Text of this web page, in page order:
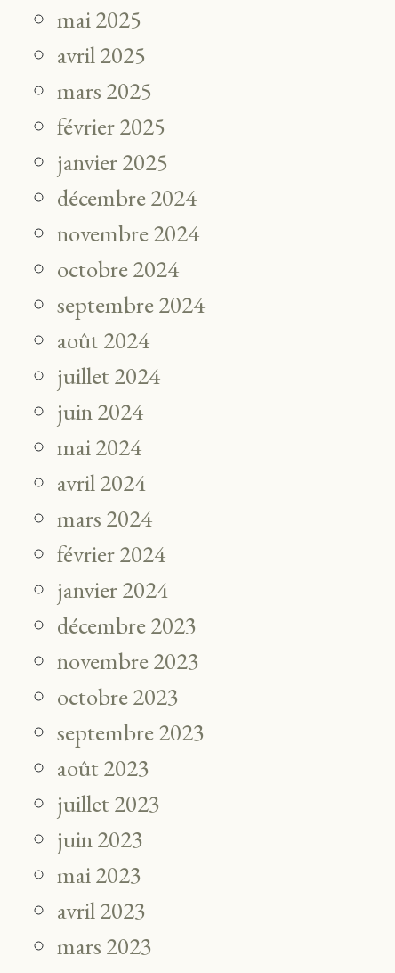
mai 2025
avril 2025
mars 2025
février 2025
janvier 2025
décembre 2024
novembre 2024
octobre 2024
septembre 2024
août 2024
juillet 2024
juin 2024
mai 2024
avril 2024
mars 2024
février 2024
janvier 2024
décembre 2023
novembre 2023
octobre 2023
septembre 2023
août 2023
juillet 2023
juin 2023
mai 2023
avril 2023
mars 2023